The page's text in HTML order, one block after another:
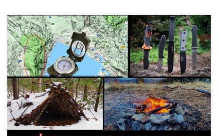
Dragi naši članovi i oni koji to tek žele postati, AVANTURA
POČINJE!!!! KADA: subota 13.12.2022. u 08.30 sati GDJE: PILANA
BLIZNEC – Koritom velikog potoka TKO: Svatko tko želi naučiti
nešto o preživljavanju uz puno dobre zabave! CIJENA: Prava
sitnica, a u nju uključeno stručno vodstvo, prehrana za cijeli dan
[…]